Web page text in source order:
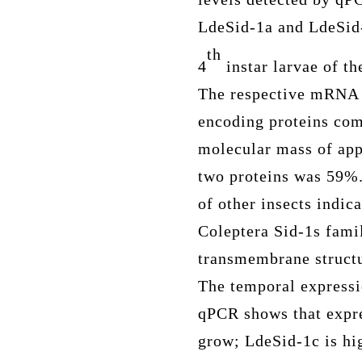
LdeSid-1a and
4
th
instar larvae of
The respective
encoding proteins
molecular mass of
two proteins was
of other insects
Coleptera Sid-1s
transmembrane
The temporal
qPCR shows that
grow; LdeSid-1c is